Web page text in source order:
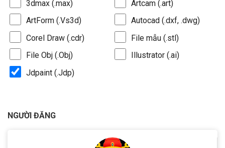
3dmax (.max)
Artcam (.art)
ArtForm (.Vs3d)
Autocad (.dxf, .dwg)
Corel Draw (.cdr)
File mẫu (.stl)
File Obj (.Obj)
Illustrator (.ai)
Jdpaint (.Jdp)
NGƯỜI ĐĂNG